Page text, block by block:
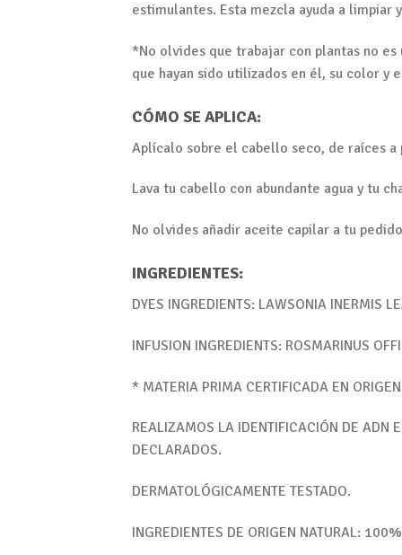
estimulantes. Esta mezcla ayuda a
*No olvides que trabajar con plantas no
que hayan sido utilizados en él, su color
CÓMO SE APLICA:
Aplícalo sobre el cabello seco, de raíces
Lava tu cabello con abundante agua y tu
No olvides añadir aceite capilar a tu
INGREDIENTES:
DYES INGREDIENTS: LAWSONIA INERMIS
INFUSION INGREDIENTS: ROSMARINUS
* MATERIA PRIMA CERTIFICADA EN
REALIZAMOS LA IDENTIFICACIÓN DE ADN
DECLARADOS.
DERMATOLÓGICAMENTE TESTADO.
INGREDIENTES DE ORIGEN NATURAL: 100%